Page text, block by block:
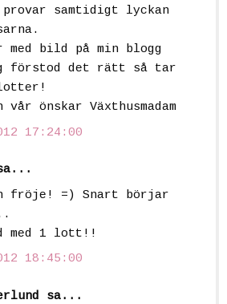
provar samtidigt lyckan
med bild på min blogg
förstod det rätt så tar
vår önskar Växthusmadam
17:24:00
fröje! =) Snart börjar
med 1 lott!!
18:45:00
sa...